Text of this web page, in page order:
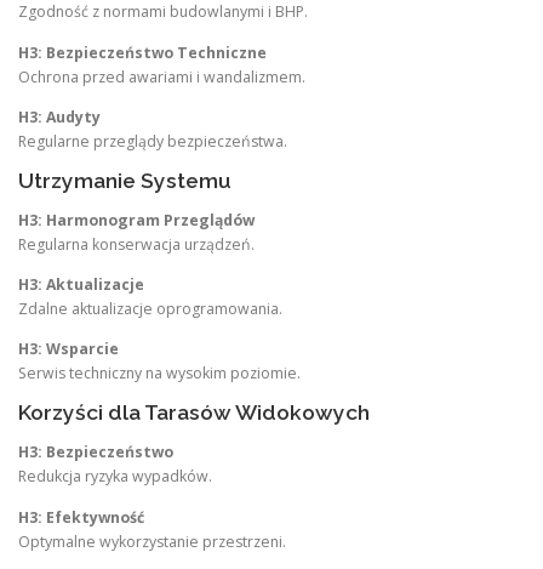
Zgodność z normami budowlanymi i BHP.
H3: Bezpieczeństwo Techniczne
Ochrona przed awariami i wandalizmem.
H3: Audyty
Regularne przeglądy bezpieczeństwa.
Utrzymanie Systemu
H3: Harmonogram Przeglądów
Regularna konserwacja urządzeń.
H3: Aktualizacje
Zdalne aktualizacje oprogramowania.
H3: Wsparcie
Serwis techniczny na wysokim poziomie.
Korzyści dla Tarasów Widokowych
H3: Bezpieczeństwo
Redukcja ryzyka wypadków.
H3: Efektywność
Optymalne wykorzystanie przestrzeni.